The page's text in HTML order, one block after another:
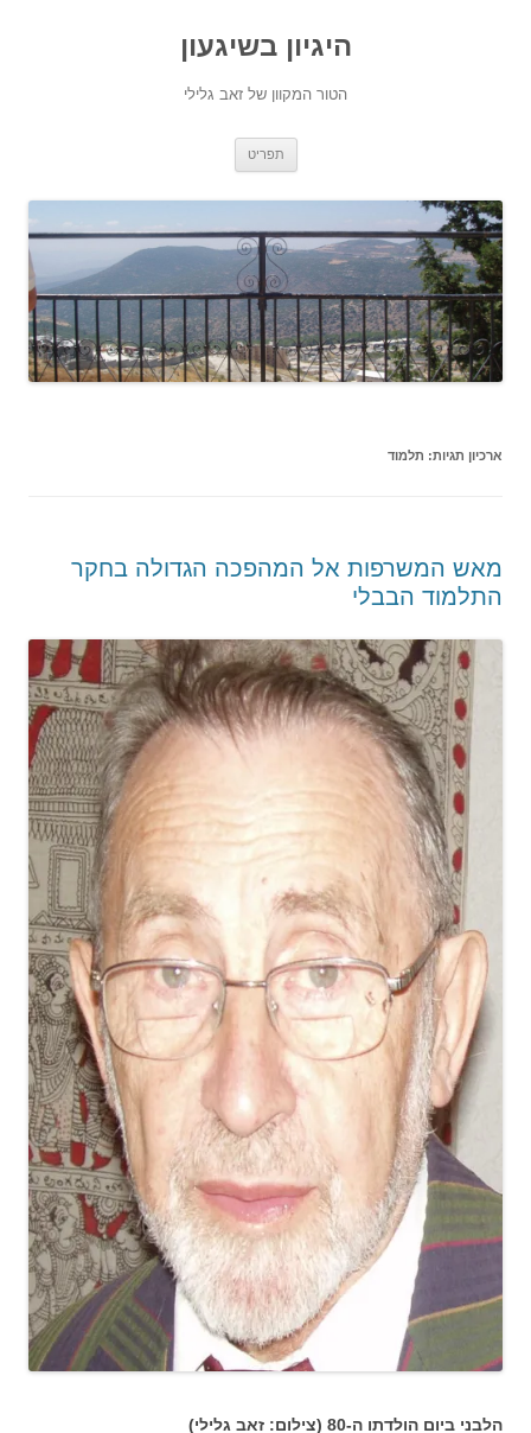
היגיון בשיגעון
הטור המקוון של זאב גלילי
תפריט
ארכיון תגיות: תלמוד
מאש המשרפות אל המהפכה הגדולה בחקר
התלמוד הבבלי
הלבני ביום הולדתו ה-80 (צילום: זאב גלילי)